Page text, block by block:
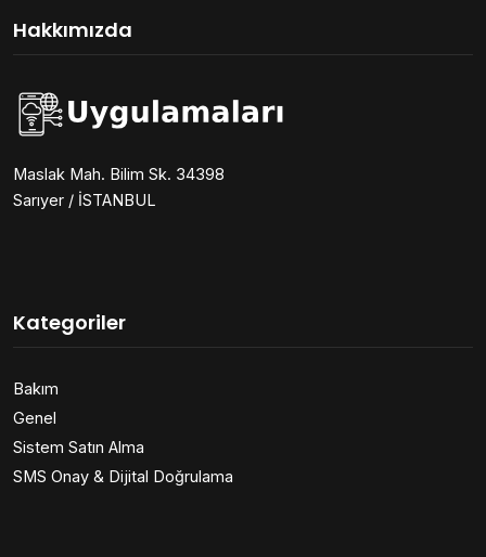
Hakkımızda
Maslak Mah. Bilim Sk. 34398
Sarıyer / İSTANBUL
Kategoriler
Bakım
Genel
Sistem Satın Alma
SMS Onay & Dijital Doğrulama